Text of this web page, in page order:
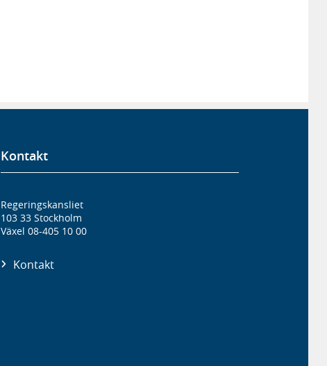
Kontakt
Regeringskansliet
103 33 Stockholm
Växel 08-405 10 00
Kontakt